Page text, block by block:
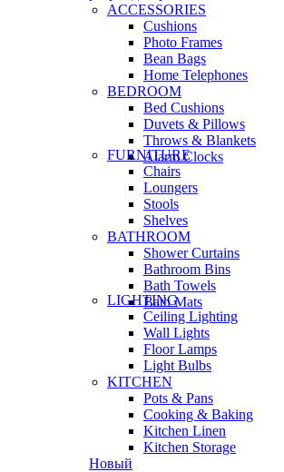
ACCESSORIES
Cushions
Photo Frames
Bean Bags
Home Telephones
BEDROOM
Bed Cushions
Duvets & Pillows
Throws & Blankets
Alarm Clocks
FURNITURE
Chairs
Loungers
Stools
Shelves
BATHROOM
Shower Curtains
Bathroom Bins
Bath Towels
Bath Mats
LIGHTING
Ceiling Lighting
Wall Lights
Floor Lamps
Light Bulbs
KITCHEN
Pots & Pans
Cooking & Baking
Kitchen Linen
Kitchen Storage
Новый